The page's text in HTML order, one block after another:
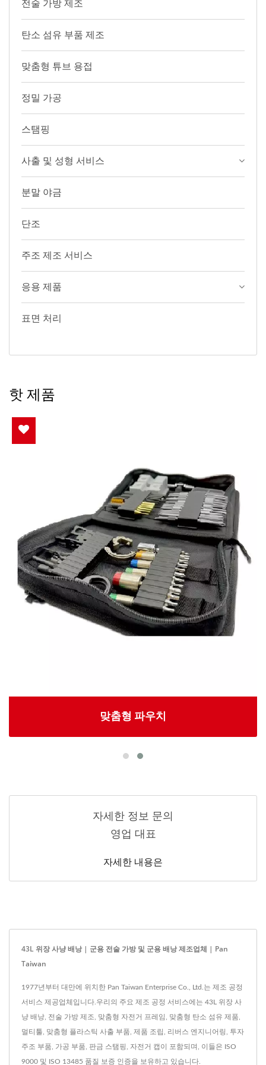
전술 가방 제조
탄소 섬유 부품 제조
맞춤형 튜브 용접
정밀 가공
스탬핑
사출 및 성형 서비스
분말 야금
단조
주조 제조 서비스
응용 제품
표면 처리
핫 제품
맞춤형 파우치
자세한 정보 문의
영업 대표
자세한 내용은
43L 위장 사냥 배낭 | 군용 전술 가방 및 군용 배낭 제조업체 | Pan
Taiwan
1977년부터 대만에 위치한 Pan Taiwan Enterprise Co., Ltd.는 제조 공정
서비스 제공업체입니다.우리의 주요 제조 공정 서비스에는 43L 위장 사
냥 배낭, 전술 가방 제조, 맞춤형 자전거 프레임, 맞춤형 탄소 섬유 제품,
멀티툴, 맞춤형 플라스틱 사출 부품, 제품 조립, 리버스 엔지니어링, 투자
주조 부품, 가공 부품, 판금 스탬핑, 자전거 캡이 포함되며, 이들은 ISO
9000 및 ISO 13485 품질 보증 인증을 보유하고 있습니다.